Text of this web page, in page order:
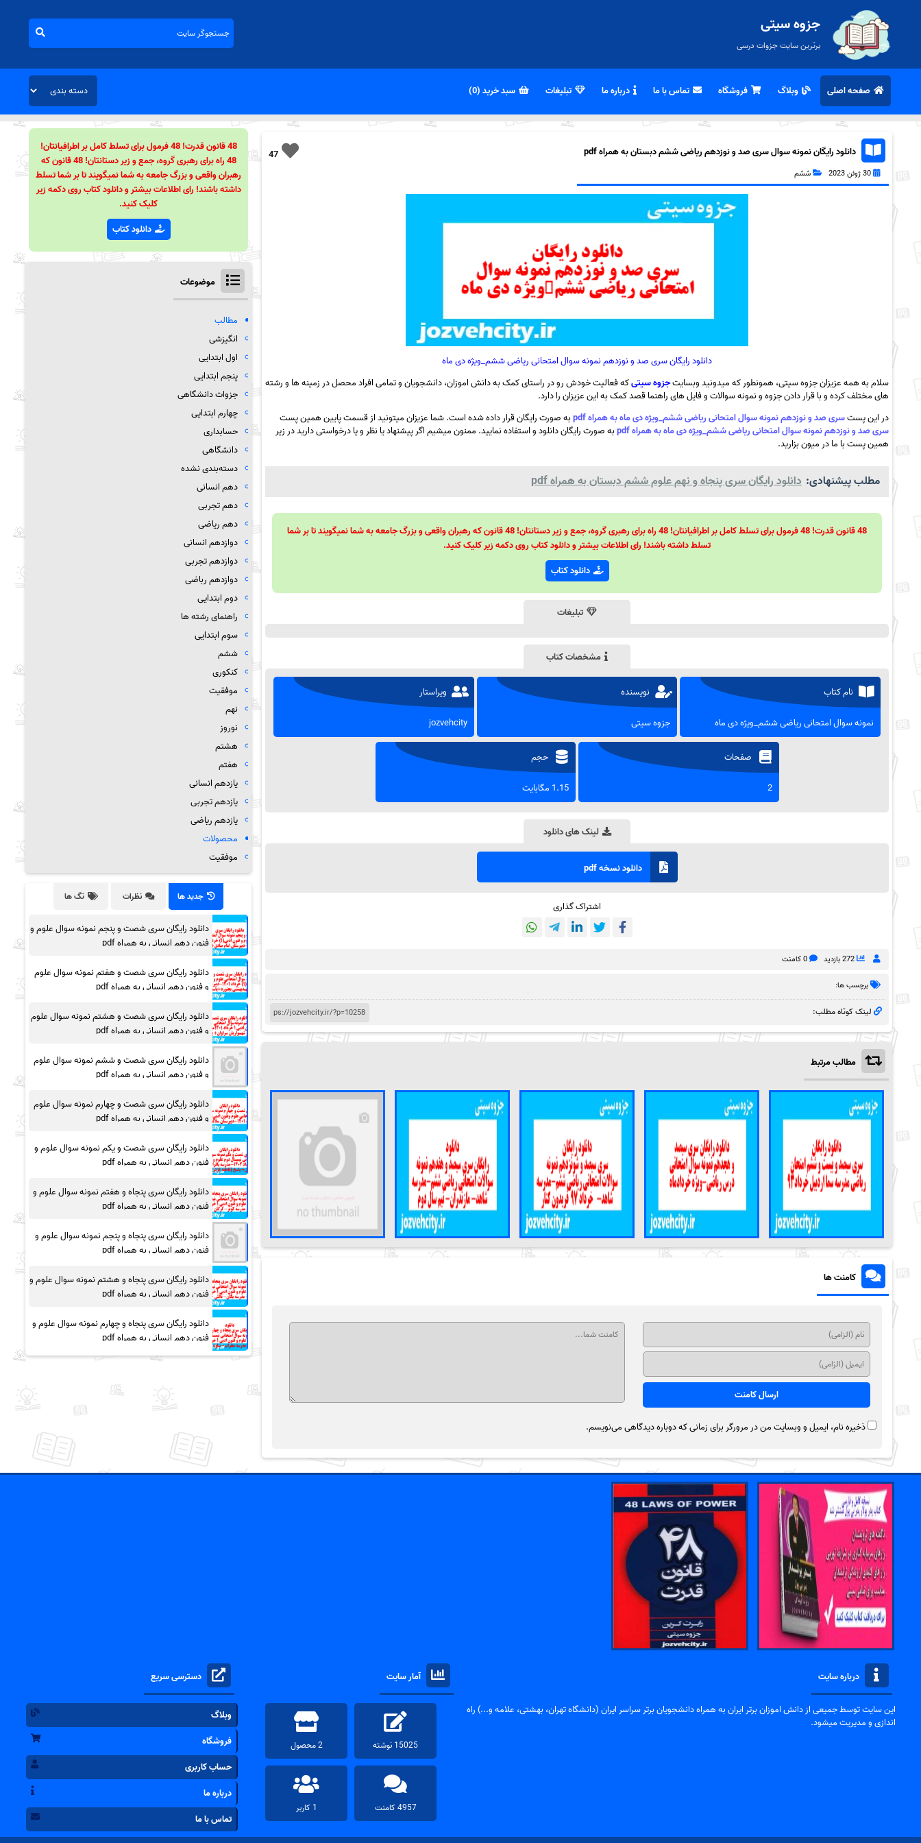
جزوه سیتی
برترین سایت جزوات درسی
صفحه اصلی وبلاگ فروشگاه تماس با ما درباره ما تبلیغات سبد خرید (0)
47 دانلود رایگان نمونه سوال سری صد و نوزدهم ریاضی ششم دبستان به همراه pdf
30 ژوئن 2023 ششم
دانلود رایگان سری صد و نوزدهم نمونه سوال امتحانی ریاضی ششم_ویژه دی ماه
سلام به همه عزیزان جزوه سیتی، همونطور که میدونید وبسایتجزوه سیتیکه فعالیت خودش رو در راستای کمک به دانش اموزان، دانشجویان و تمامی افراد محصل در زمینه ها و رشته
های مختلف کرده و با قرار دادن جزوه و نمونه سوالات و فایل های راهنما قصد کمک به این عزیزان را دارد.
در این پستسری صد و نوزدهم نمونه سوال امتحانی ریاضی ششم_ویژه دی ماه به همراه pdf
به صورت رایگان قرار داده شده است. شما عزیزان میتونید از قسمت پایین همین پست
سری صد و نوزدهم نمونه سوال امتحانی ریاضی ششم_ویژه دی ماه به همراه pdf
به صورت رایگان دانلود و استفاده نمایید. ممنون میشیم اگر پیشنهاد یا نظر و یا درخواستی دارید در زیر
همین پست با ما در میون بزارید.
مطلب پیشنهادی: دانلود رایگان سری پنجاه و نهم علوم ششم دبستان به همراه pdf
48 قانون قدرت! 48 فرمول برای تسلط کامل بر اطرافیانتان! 48 راه برای رهبری گروه، جمع و زیر دستانتان! 48 قانون که رهبران واقعی و بزرگ جامعه به شما نمیگویند تا بر شما
تسلط داشته باشند! رای اطلاعات بیشتر و دانلود کتاب روی دکمه زیر کلیک کنید.
دانلود کتاب
تبلیغات
مشخصات کتاب
نام کتاب
نمونه سوال امتحانی ریاضی ششم_ویژه دی ماه
نویسنده
جزوه سیتی
ویراستار
jozvehcity
صفحات
2
حجم
1.15 مگابایت
لینک های دانلود
دانلود نسخه pdf
اشتراک گذاری
272 بازدید 0 کامنت
برچسب ها:
لینک کوتاه مطلب:
مطالب مرتبط
کامنت ها
ذخیره نام، ایمیل و وبسایت من در مرورگر برای زمانی که دوباره دیدگاهی می‌نویسم.
48 قانون قدرت! 48 فرمول برای تسلط کامل بر اطرافیانتان!
48 راه برای رهبری گروه، جمع و زیر دستانتان! 48 قانون که
رهبران واقعی و بزرگ جامعه به شما نمیگویند تا بر شما تسلط
داشته باشند! رای اطلاعات بیشتر و دانلود کتاب روی دکمه زیر
کلیک کنید.
دانلود کتاب
موضوعات
مطالب
انگیزشی
اول ابتدایی
پنجم ابتدایی
جزوات دانشگاهی
چهارم ابتدایی
حسابداری
دانشگاهی
دسته‌بندی نشده
دهم انسانی
دهم تجربی
دهم ریاضی
دوازدهم انسانی
دوازدهم تجربی
دوازدهم رباضی
دوم ابتدایی
راهنمای رشته ها
سوم ابتدایی
ششم
کنکوری
موفقیت
نهم
نوروز
هشتم
هفتم
یازدهم انسانی
یازدهم تجربی
یازدهم ریاضی
محصولات
موفقیت
جدید ها نظرات تگ ها
دانلود رایگان سری شصت و پنجم نمونه سوال علوم و
فنون دهم انسانی به همراه pdf
دانلود رایگان سری شصت و هفتم نمونه سوال علوم
و فنون دهم انسانی به همراه pdf
دانلود رایگان سری شصت و هشتم نمونه سوال علوم
و فنون دهم انسانی به همراه pdf
دانلود رایگان سری شصت و ششم نمونه سوال علوم
و فنون دهم انسانی به همراه pdf
دانلود رایگان سری شصت و چهارم نمونه سوال علوم
و فنون دهم انسانی به همراه pdf
دانلود رایگان سری شصت و یکم نمونه سوال علوم و
فنون دهم انسانی به همراه pdf
دانلود رایگان سری پنجاه و هفتم نمونه سوال علوم و
فنون دهم انسانی به همراه pdf
دانلود رایگان سری پنجاه و پنجم نمونه سوال علوم و
فنون دهم انسانی به همراه pdf
دانلود رایگان سری پنجاه و هشتم نمونه سوال علوم و
فنون دهم انسانی به همراه pdf
دانلود رایگان سری پنجاه و چهارم نمونه سوال علوم و
فنون دهم انسانی به همراه pdf
درباره سایت
این سایت توسط جمیعی از دانش اموزان برتر ایران به همراه دانشجویان برتر سراسر ایران (دانشگاه تهران، بهشتی، علامه و...) راه
اندازی و مدیریت میشود.
آمار سایت
15025 نوشته 2 محصول
4957 کامنت 1 کاربر
دسترسی سریع
وبلاگ
فروشگاه
حساب کاربری
درباره ما
تماس با ما